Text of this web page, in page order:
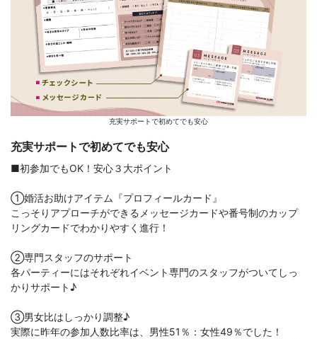
充実サポートで初めてでも安心
充実サポートで初めてでも安心
■初参加でもOK！安心３大ポイント
①婚活お助けアイテム『プロフィールカード』
こっそりアプローチができるメッセージカードや番号制のカップ
リングカードでわかりやすく進行！
②専門スタッフのサポート
各パーティーにはそれぞれイベント専門のスタッフがついてしっ
かりサポート♪
③男女比はしっかり調整♪
実際に昨年の参加人数比率は、男性51％：女性49％でした！